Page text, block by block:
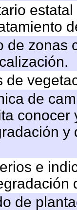
de zonas
de
de
e
de